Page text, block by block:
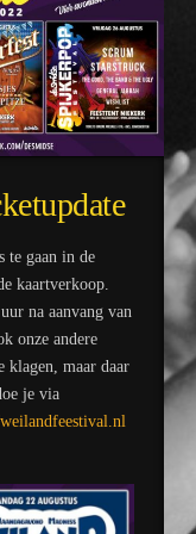
te gaan in de
kaartverkoop.
na aanvang van
onze andere
klagen, maar daar
je via